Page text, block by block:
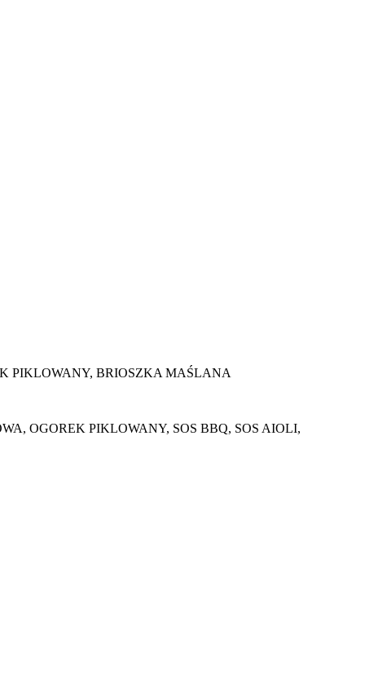
PIKLOWANY, BRIOSZKA MAŚLANA
OGOREK PIKLOWANY, SOS BBQ, SOS AIOLI,